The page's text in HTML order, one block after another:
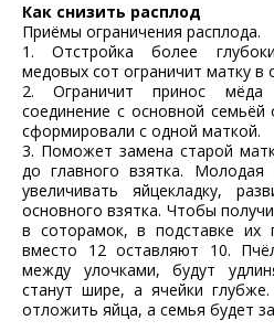
Как снизить расплод
Приёмы ограничения расплода.
1. Отстройка более
медовых сот ограничит матку в
2. Ограничит принос
соединение с основной
сформировали с одной маткой.
3. Поможет замена старой
до главного взятка. Молодая
увеличивать яйцекладку,
основного взятка. Чтобы
в соторамок, в подставке их
вместо 12 оставляют 10.
между улочками, будут
станут шире, а ячейки
отложить яйца, а семья будет